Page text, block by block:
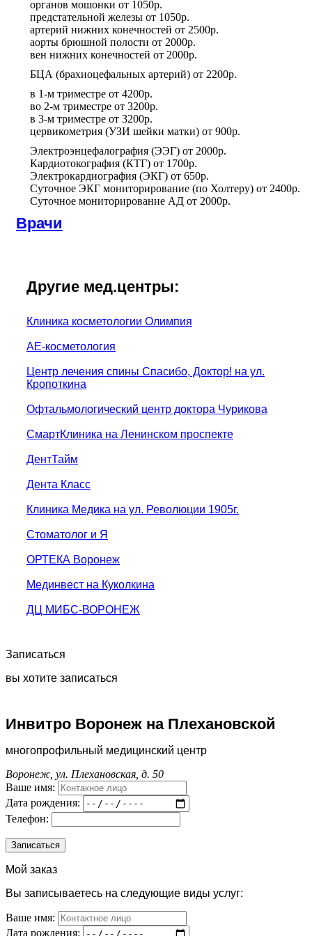
органов мошонки от 1050р.
предстательной железы от 1050р.
артерий нижних конечностей от 2500р.
аорты брюшной полости от 2000р.
вен нижних конечностей от 2000р.
БЦА (брахиоцефальных артерий) от 2200р.
в 1-м триместре от 4200р.
во 2-м триместре от 3200р.
в 3-м триместре от 3200р.
цервикометрия (УЗИ шейки матки) от 900р.
Электроэнцефалография (ЭЭГ) от 2000р.
Кардиотокография (КТГ) от 1700р.
Электрокардиография (ЭКГ) от 650р.
Суточное ЭКГ мониторирование (по Холтеру) от 2400р.
Суточное мониторирование АД от 2000р.
Врачи
Другие мед.центры:
Клиника косметологии Олимпия
АЕ-косметология
Центр лечения спины Спасибо, Доктор! на ул.
Кропоткина
Офтальмологический центр доктора Чурикова
СмартКлиника на Ленинском проспекте
ДентТайм
Дента Класс
Клиника Медика на ул. Революции 1905г.
Стоматолог и Я
ОРТЕКА Воронеж
Мединвест на Куколкина
ДЦ МИБС-ВОРОНЕЖ
Записаться
вы хотите записаться
Инвитро Воронеж на Плехановской
многопрофильный медицинский центр
Воронеж, ул. Плехановская, д. 50
Ваше имя:
Дата рождения:
Телефон:
Мой заказ
Вы записываетесь на следующие виды услуг:
Ваше имя:
Дата рождения: